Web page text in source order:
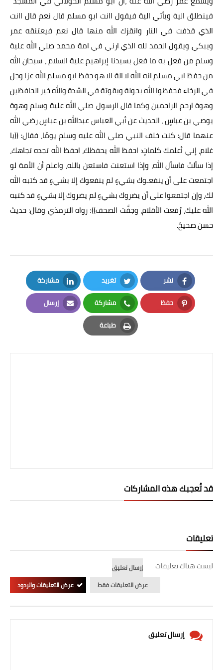
فينطلق الية ويأتي الية فيقول اانت ابو مسلم قال نعم قال اانت
الذي قذفت في النار وانقزك الله منها قال نعم فيعتنقه عمر
ويبكي ويقول الحمد لله الذي ارني في امة محمد صلي الله علية
وسلم من فعل به ما فعل بسيدنا إبراهيم علية السلام ، سبحان الله
من حفظ ابي مسلم انه الله لا الة الا هو حفظ ابو مسلم الله عزا وجل
في الرخاء فحفظوا الله بحولة وبقوتة في الشدة والله خير الحافظين
وهوة ارحم الراحمين وكما قال الرسول صلي الله علية وسلم وهوة
يوصيبن عباسٍ ، الحديث عن أبي العباس عبدالله بن عباسٍ رضي الله
عنهما قال: كنت خلف النبي صلى الله عليه وسلم يومًا، فقال: ((يا
غلام، إني أعلمك كلماتٍ: احفظ الله يحفظك، احفظ الله تجده تجاهك،
إذا سألتَ فاسأل الله، وإذا استعنت فاستعن بالله، واعلم أن الأمة لو
اجتمعت على أن ينفعـوك بشيءٍ لم ينفعوك إلا بشيءٍ قد كتبه الله
لك، وإن اجتمعوا على أن يضروك بشيءٍ لم يضروك إلا بشيءٍ قد كتبه
الله عليك، رُفعت الأقلام، وجفَّت الصحف))؛ رواه الترمذي وقال: حديث
حسن صحيحٌ.
نشر
Facebook
تغريد
Twitter
مشاركة
LinkedIn
حفظ
Pinterest
مشاركة
Whatsapp
إرسال
Email
طباعة
Print
قد تُعجبك هذه المشاركات
تعليقات
ليست هناك تعليقات
إرسال تعليق
عرض التعليقات فقط
عرض التعليقات والردود
إرسال تعليق